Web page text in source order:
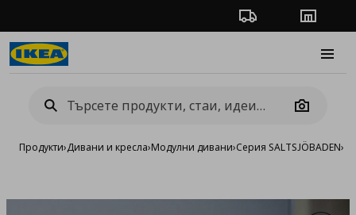
Проследяване на
Camera
Продукти›Дивани и кресла›Модулни дивани›Серия SALTSJÖBADEN›